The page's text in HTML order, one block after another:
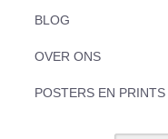
BLOG
OVER ONS
POSTERS EN PRINTS